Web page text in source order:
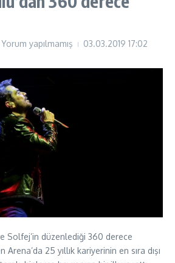
Yorum yapılmamış 03.03.2019 17:02
Solfej’in düzenlediği 360 derece
25 yıllık kariyerinin en sıra dışı